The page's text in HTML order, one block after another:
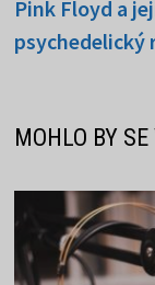
pro
příspěvek
Pink Floyd a
psychedelický
MOHLO BY